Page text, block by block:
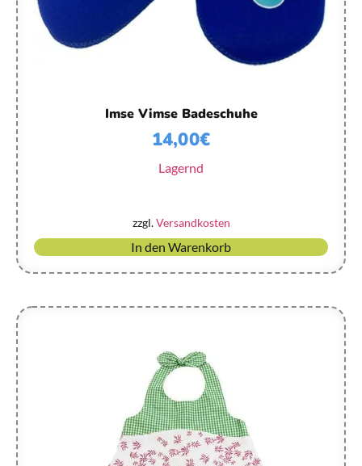
Imse Vimse Badeschuhe
14,00€
Lagernd
zzgl.Versandkosten
In den Warenkorb